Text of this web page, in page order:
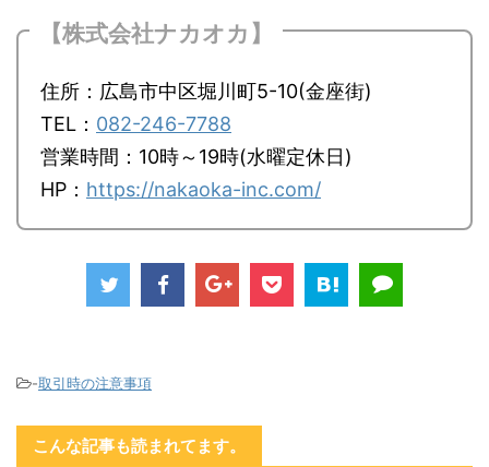
【株式会社ナカオカ】
住所：広島市中区堀川町5-10(金座街)
TEL： 082-246-7788
営業時間：10時～19時(水曜定休日)
HP： https://nakaoka-inc.com/
-取引時の注意事項
こんな記事も読まれてます。